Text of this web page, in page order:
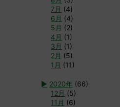
7月 (4)
6月 (4)
5月 (2)
4月 (1)
3月 (1)
2月 (5)
1月 (11)
► 2020年 (66)
12月 (5)
11月 (6)